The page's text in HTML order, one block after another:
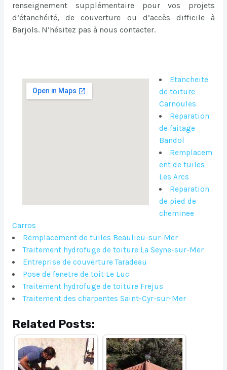
renseignement supplémentaire pour vos projets
d’étanchéité, de couverture ou d’accès difficile à
Barjols. N’hésitez pas à nous contacter.
Etancheite
de toiture
Carnoules
Reparation
de faitage
Bandol
Remplacem
ent de tuiles
Les Arcs
Reparation
de pied de
cheminee
Carros
Remplacement de tuiles Beaulieu-sur-Mer
Traitement hydrofuge de toiture La Seyne-sur-Mer
Entreprise de couverture Taradeau
Pose de fenetre de toit Le Luc
Traitement hydrofuge de toiture Frejus
Traitement des charpentes Saint-Cyr-sur-Mer
Related Posts: